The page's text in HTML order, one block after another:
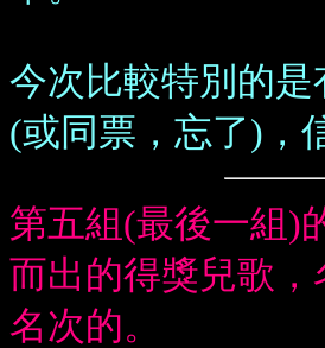
今次比較特別的
(或同票，忘了)，
第五組 (最後一組 )
而出的得獎兒歌
名次的。